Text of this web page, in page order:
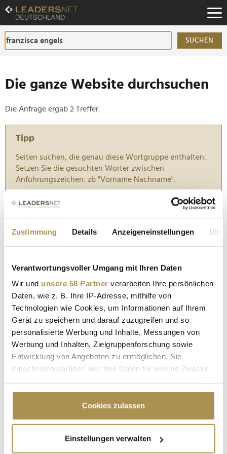
Zustimmung Details Anzeigeneinstellungen
Verantwortungsvoller Umgang mit Ihren Daten
Wir und unsere 58 Partner verarbeiten Ihre persönlichen
Daten, wie z. B. Ihre IP-Adresse, mithilfe von
Technologien wie Cookies, um Informationen auf Ihrem
Gerät zu speichern und darauf zuzugreifen und so
personalisierte Werbung und Inhalte, Messungen von
Werbung und Inhalten, Zielgruppenforschung sowie
Entwicklung von Angeboten zu ermöglichen. Sie
entscheiden darüber, wer Ihre Daten für welche Zwecke
Cookie-Erklärung oder durch Klicken auf das Privacy
Trigger Symbol ändern oder widerrufen
Informationen über Ihre geografische Lage
Cookies zulassen
Einstellungen verwalten
Zum
Inhalt
Zur
Fußzeilen-
Navigation
SUCHEN
Die ganze Website durchsuchen
Die Anfrage ergab 2 Treffer.
Tipp
Seiten suchen, die genau diese Wortgruppe enthalten:
Setzen Sie die gesuchten Wörter zwischen
Anführungszeichen: zb "Vorname Nachname".
bedingten Wandel durch. Dabei warnt Franzisca Engels, CEO
von LIZ Smart Office, vor der Vernachlässigung
organisatorischer Eckpfeiler. Wirklich sinnvoll lasse sich
Künstliche Intelligenz erst in Abläufe integrieren, wenn deren
zugrundeliegende...
Generationenkonflikte im Büro: Woran
Kommunikation und Planung oft scheitern
Ständige Generationenkonflikte sind passé, wenn man das
Elternhaus verlassen hat? Weit gefehlt, wie eine aktuelle
Studie unterstreicht: Fast alle Beschäftigten berichten
zwischen Spannungen zwischen Mitarbeitern verschiedener
Altersklassen. Franzisca Engels, CEO von LIZ Smart Office,
stellt...